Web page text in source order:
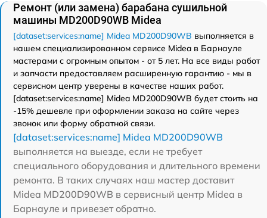
Ремонт (или замена) барабана сушильной
машины MD200D90WB Midea
[dataset:services:name] Midea MD200D90WB выполняется в
нашем специализированном сервисе Midea в Барнауле
мастерами с огромным опытом - от 5 лет. На все виды работ
и запчасти предоставляем расширенную гарантию - мы в
сервисном центр уверены в качестве наших работ.
[dataset:services:name] Midea MD200D90WB будет стоить на
-15% дешевле при оформлении заказа на сайте через
звонок или форму обратной связи.
[dataset:services:name] Midea MD200D90WB
выполняется на выезде, если не требует
специального оборудования и длительного времени
ремонта. В таких случаях наш мастер доставит
Midea MD200D90WB в сервисный центр Midea в
Барнауле и привезет обратно.